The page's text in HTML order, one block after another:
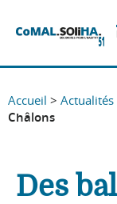
Accueil > Actualités
Châlons
Des